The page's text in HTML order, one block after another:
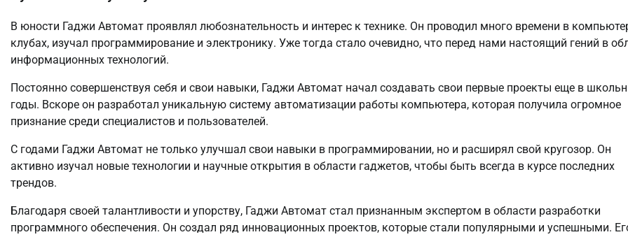
В юности Гаджи Автомат проявлял любознательность и интерес к технике. Он проводил много времени в
клубах, изучал программирование и электронику. Уже тогда стало очевидно, что перед нами настоящий гений в
информационных технологий.
Постоянно совершенствуя себя и свои навыки, Гаджи Автомат начал создавать свои первые проекты еще в
годы. Вскоре он разработал уникальную систему автоматизации работы компьютера, которая получила огромное
признание среди специалистов и пользователей.
С годами Гаджи Автомат не только улучшал свои навыки в программировании, но и расширял свой кругозор. Он
активно изучал новые технологии и научные открытия в области гаджетов, чтобы быть всегда в курсе последних
трендов.
Благодаря своей талантливости и упорству, Гаджи Автомат стал признанным экспертом в области разработки
программного обеспечения. Он создал ряд инновационных проектов, которые стали популярными и успешными.